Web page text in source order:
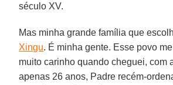
século XV.
Mas minha grande família que
Xingu. É minha gente. Esse povo
muito carinho quando cheguei, com
apenas 26 anos, Padre recém-